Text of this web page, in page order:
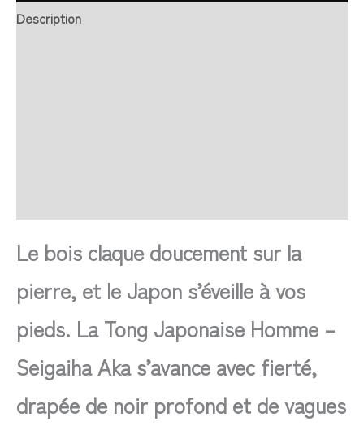
Description
Le bois claque doucement sur la
pierre, et le Japon s’éveille à vos
pieds. La Tong Japonaise Homme –
Seigaiha Aka s’avance avec fierté,
drapée de noir profond et de vagues